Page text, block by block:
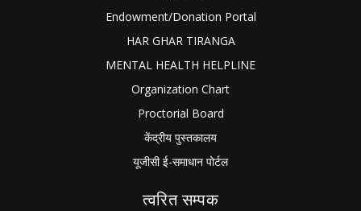
Endowment/Donation Portal
HAR GHAR TIRANGA
MENTAL HEALTH HELPLINE
Organization Chart
Proctorial Board
केंद्रीय पुस्तकालय
यूजीसी ई-समाधान पोर्टल
त्वरित सम्पक